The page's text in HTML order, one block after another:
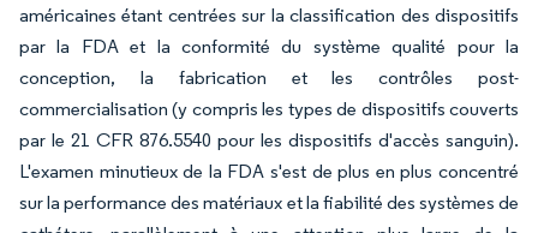
américaines étant centrées sur la classification des dispositifs
par la FDA et la conformité du système qualité pour la
conception, la fabrication et les contrôles post-
commercialisation (y compris les types de dispositifs couverts
par le 21 CFR 876.5540 pour les dispositifs d'accès sanguin).
L'examen minutieux de la FDA s'est de plus en plus concentré
sur la performance des matériaux et la fiabilité des systèmes de